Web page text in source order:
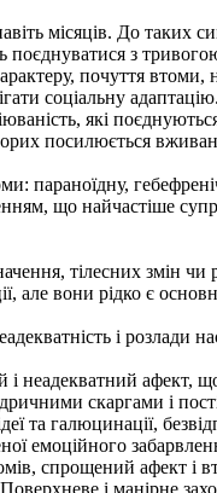
місяців. До таких
поєднуватися з
почуття
соціальну
які
посилюється
параноїдну,
що найчастіше
тілесних змін чи
але вони рідко є
і розлади
неадекватний афект,
скаргами і
та галюцинації,
емоційного
спрощений афект і
і манірне